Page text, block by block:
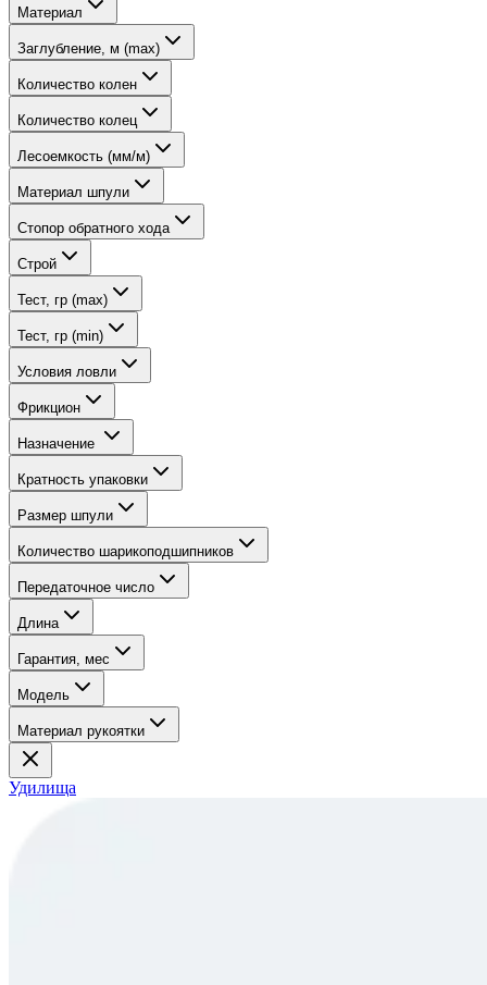
Материал
Заглубление, м (max)
Количество колен
Количество колец
Лесоемкость (мм/м)
Материал шпули
Стопор обратного хода
Строй
Тест, гр (max)
Тест, гр (min)
Условия ловли
Фрикцион
Назначение
Кратность упаковки
Размер шпули
Количество шарикоподшипников
Передаточное число
Длина
Гарантия, мес
Модель
Материал рукоятки
Удилища